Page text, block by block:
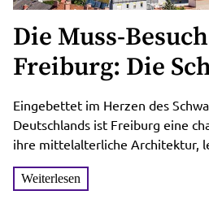
Die Muss-
Freiburg: Die
Freiburg
Eingebettet im Herzen des
Deutschlands ist Freiburg eine
ihre mittelalterliche Architektur,
malerische Umgebung bekannt
Weiterlesen